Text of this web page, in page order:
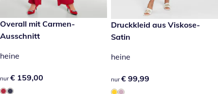
€ 159,00
Overall mit Carmen-
Ausschnitt
heine
€ 159,00
nur € 159,00
€ 99,99
Druckkleid aus Viskose-
Satin
heine
€ 99,99
nur € 99,99